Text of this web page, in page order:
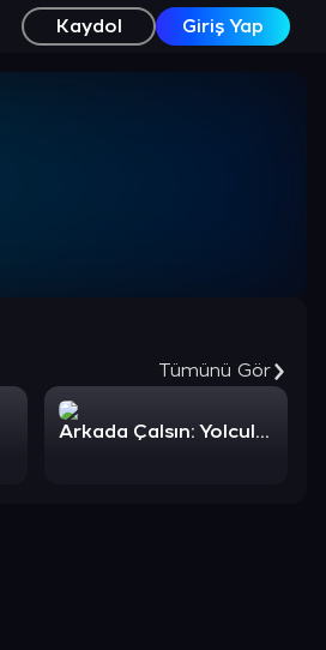
Kaydol Giriş Yap
Tümünü Gör
Arkada Çalsın: Yolculuk